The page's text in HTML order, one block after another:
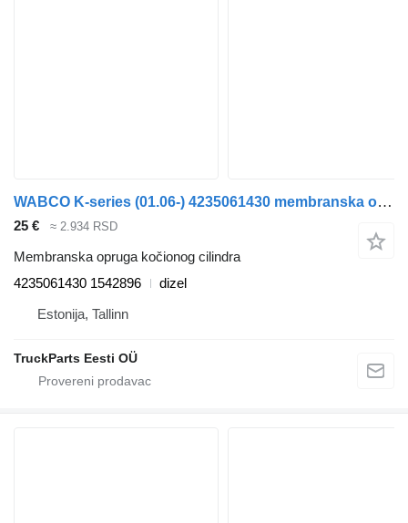
WABCO K-series (01.06-) 4235061430 membranska opruga kočionog cilindra za Scania K,N,F-series bus (2006-) autobusa
25 € ≈ 2.934 RSD
Membranska opruga kočionog cilindra
4235061430 1542896
dizel
Estonija, Tallinn
TruckParts Eesti OÜ